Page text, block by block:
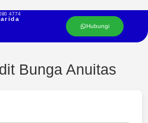
4774
Hubungi
Bunga Anuitas